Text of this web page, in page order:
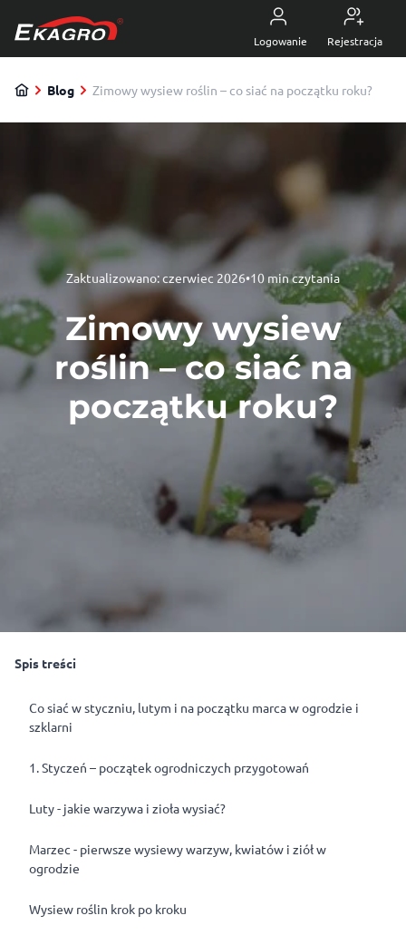
Logowanie Rejestracja
5.0 z 4470 opinii
Blog Zimowy wysiew roślin – co siać na początku roku?
Zaktualizowano:czerwiec 2026•10 min czytania
Zimowy wysiew
roślin – co siać na
początku roku?
Spis treści
Co siać w styczniu, lutym i na początku marca w ogrodzie i
szklarni
1. Styczeń – początek ogrodniczych przygotowań
Luty - jakie warzywa i zioła wysiać?
Marzec - pierwsze wysiewy warzyw, kwiatów i ziół w
ogrodzie
Wysiew roślin krok po kroku